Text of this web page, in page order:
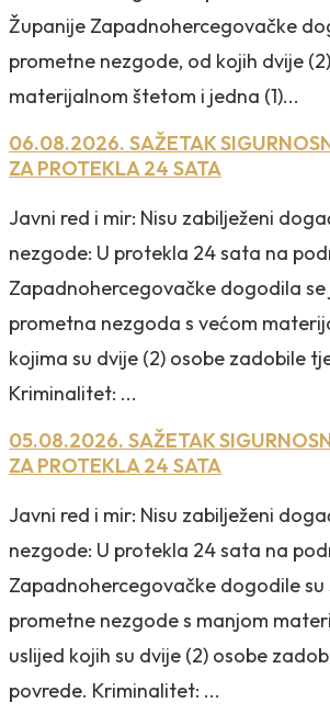
Županije Zapadnohercegovačke
prometne nezgode, od kojih dvije
materijalnom štetom i jedna (1)...
06.08.2026. SAŽETAK
ZA PROTEKLA 24 SATA
Javni red i mir: Nisu zabilježeni
nezgode: U protekla 24 sata na
Zapadnohercegovačke dogodila se
prometna nezgoda s većom
kojima su dvije (2) osobe zadobile
Kriminalitet: ...
05.08.2026. SAŽETAK
ZA PROTEKLA 24 SATA
Javni red i mir: Nisu zabilježeni
nezgode: U protekla 24 sata na
Zapadnohercegovačke dogodile su
prometne nezgode s manjom
uslijed kojih su dvije (2) osobe
povrede. Kriminalitet: ...